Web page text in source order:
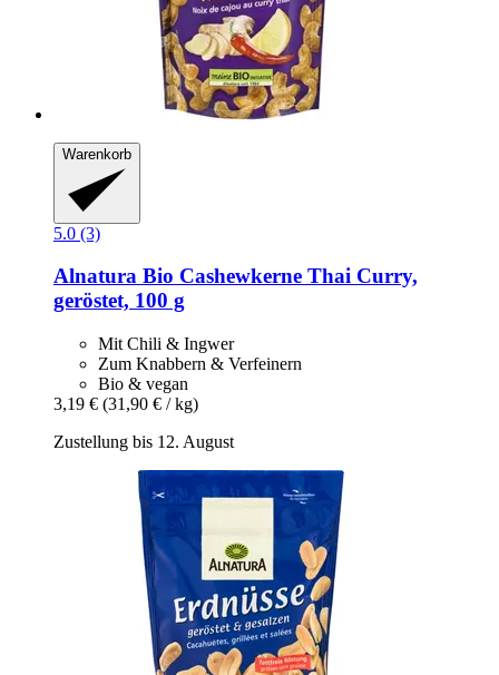
Warenkorb
5.0 (3)
Alnatura Bio Cashewkerne Thai Curry,
geröstet, 100 g
Mit Chili & Ingwer
Zum Knabbern & Verfeinern
Bio & vegan
3,19 € (31,90 € / kg)
Zustellung bis 12. August